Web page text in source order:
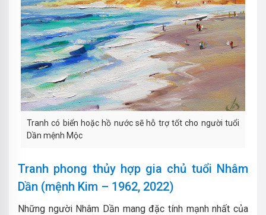
Tranh có biển hoặc hồ nước sẽ hỗ trợ tốt cho người tuổi
Dần mệnh Mộc
Tranh phong thủy hợp gia chủ tuổi Nhâm
Dần (mệnh Kim – 1962, 2022)
Những người Nhâm Dần mang đặc tính mạnh nhất của